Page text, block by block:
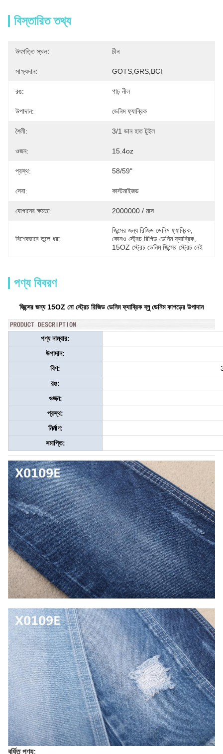
বিস্তারিত তথ্য
উৎপত্তি স্থল: চীন
সাক্ষ্যদান: GOTS,GRS,BCI
রঙ: গাঢ় নীল
উপাদান: ডেনিম ফ্যাব্রিক
শৈলী: 3/1 ডান হাত টুইল
ওজন: 15.4oz
প্রস্থ: 58/59"
সেবা: কাস্টমাইজড
যোগানের ক্ষমতা: 2000000 / মাস
বিশেষভাবে তুলে ধরা:
জিন্সের জন্য রিজিড ডেনিম ফ্যাব্রিক
কোনও স্ট্রেচ রিগিড ডেনিম ফ্যাব্রিক
15OZ স্ট্রেচ ডেনিম জিন্সের স্ট্রেচ নেই
পণ্য বিবরণ
জিন্সের জন্য 15OZ নো স্ট্রেচ রিজিড ডেনিম ফ্যাব্রিক ব্লু ডেনিম কাপড়ের উপাদান
পণ্য নাম্বার:
উপাদান:
বিণ:
রঙ:
ওজন:
প্রস্থ:
নির্মাণ:
সমাপ্তি:
বর্ধিত পণ্য: